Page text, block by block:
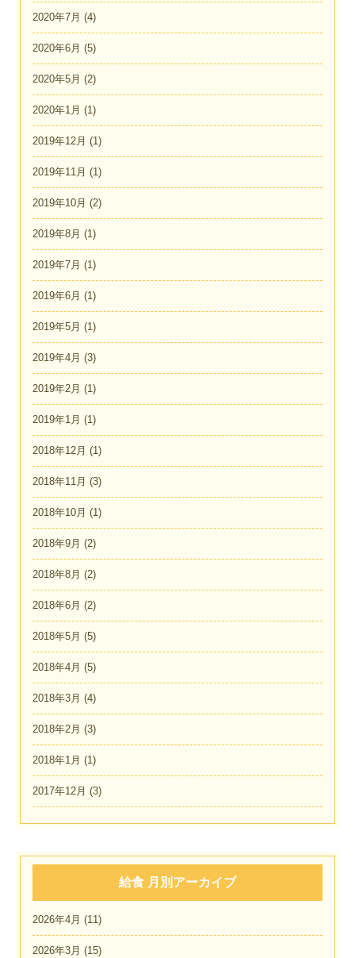
2020年7月 (4)
2020年6月 (5)
2020年5月 (2)
2020年1月 (1)
2019年12月 (1)
2019年11月 (1)
2019年10月 (2)
2019年8月 (1)
2019年7月 (1)
2019年6月 (1)
2019年5月 (1)
2019年4月 (3)
2019年2月 (1)
2019年1月 (1)
2018年12月 (1)
2018年11月 (3)
2018年10月 (1)
2018年9月 (2)
2018年8月 (2)
2018年6月 (2)
2018年5月 (5)
2018年4月 (5)
2018年3月 (4)
2018年2月 (3)
2018年1月 (1)
2017年12月 (3)
給食 月別アーカイブ
2026年4月 (11)
2026年3月 (15)